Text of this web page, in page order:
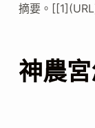
摘要。
神農